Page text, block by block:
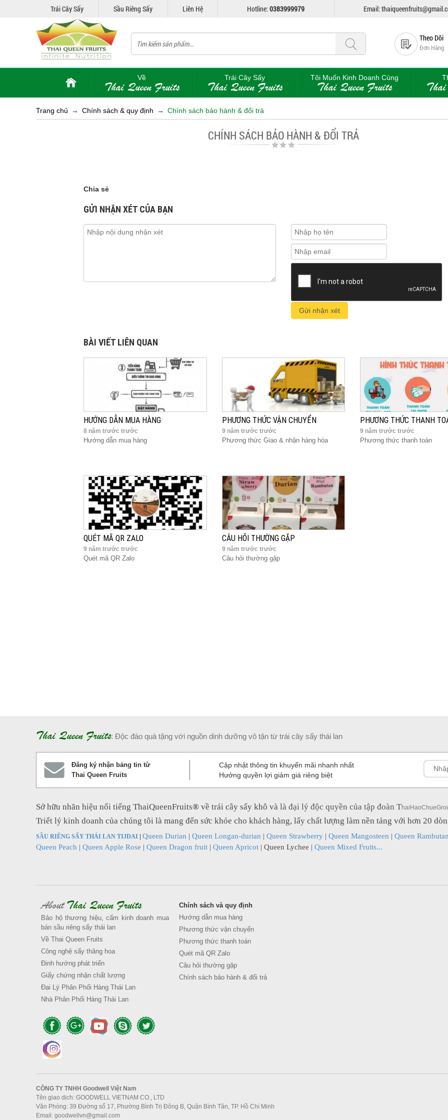
Trái Cây Sấy Sầu Riêng Sấy Liên Hệ Hotline:0383999979 Email:
Theo Dõi
Đơn Hàng
Về
Thai Queen Fruits
Trái Cây Sấy
Thai Queen Fruits
Tôi Muốn Kinh Doanh Cùng
Thai Queen Fruits Thai
Trang chủ → Chính sách & quy định → Chính sách bảo hành & đổi trả
CHÍNH SÁCH BẢO HÀNH & ĐỔI TRẢ
Chia sẻ
GỬI NHẬN XÉT CỦA BẠN
BÀI VIẾT LIÊN QUAN
HƯỚNG DẪN MUA HÀNG
8 năm trước trước
Hướng dẫn mua hàng
PHƯƠNG THỨC VẬN CHUYỂN
9 năm trước trước
Phương thức Giao & nhận hàng hóa
PHƯƠNG THỨC THANH
9 năm trước trước
Phương thức thanh toán
QUÉT MÃ QR ZALO
9 năm trước trước
Quét mã QR Zalo
CÂU HỎI THƯỜNG GẶP
9 năm trước trước
Câu hỏi thường gặp
Thai Queen Fruits: Độc đáo quà tặng với nguồn dinh dưỡng vô tận từ trái cây sấy thái lan
Đăng ký nhận bảng tin từ
Thai Queen Fruits
Cập nhật thông tin khuyến mãi nhanh nhất
Hưởng quyền lợi giảm giá riêng biệt
Sở hữu nhãn hiệu nổi tiếng ThaiQueenFruits® về trái cây sấy khô và là đại lý độc quyền của tập đoàn T
Triểt lý kinh doanh của chúng tôi là mang đến sức khỏe cho khách hàng, lấy chất lượng làm nền tảng với hơn 20
SẦU RIÊNG SẤY THÁI LAN TIJDAI Queen Durian | Queen Longan-durian | Queen Strawberry | Queen Mangosteen | Queen Rambutan
Queen Peach | Queen Apple Rose | Queen Dragon fruit | Queen Apricot | Queen Lychee | Queen Mixed Fruits...
AboutThai Queen Fruits
Bảo hộ thương hiệu, cấm kinh doanh mua
bán sầu riêng sấy thái lan
Về Thai Queen Fruits
Công nghệ sấy thăng hoa
Định hướng phát triển
Giấy chứng nhận chất lượng
Đại Lý Phân Phối Hàng Thái Lan
Nhà Phân Phối Hàng Thái Lan
Chính sách và quy định
Hướng dẫn mua hàng
Phương thức vận chuyển
Phương thức thanh toán
Quét mã QR Zalo
Câu hỏi thường gặp
Chính sách bảo hành & đổi trả
CÔNG TY TNHH Goodwell Việt Nam
Tên giao dịch: GOODWELL VIETNAM CO., LTD
Văn Phòng: 39 Đường số 17, Phường Bình Trị Đông B, Quận Bình Tân, TP. Hồ Chí Minh
Email: goodwellvn@gmail.com